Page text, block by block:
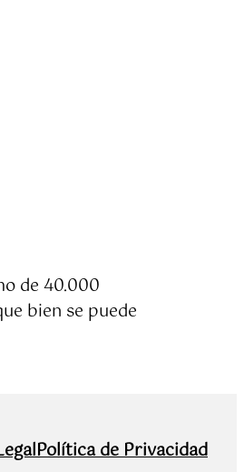
de 40.000
bien se puede
Política de Privacidad